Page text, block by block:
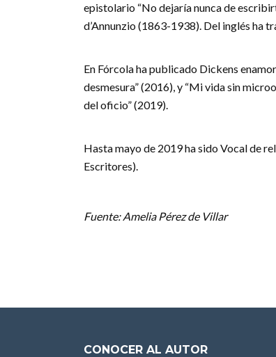
epistolario “No dejaría nunca de
d’Annunzio (1863-1938). Del inglés ha
En Fórcola ha publicado Dickens
desmesura” (2016), y “Mi vida sin
del oficio” (2019).
Hasta mayo de 2019 ha sido Vocal de
Escritores).
Fuente: Amelia Pérez de Villar
CONOCER AL AUTOR